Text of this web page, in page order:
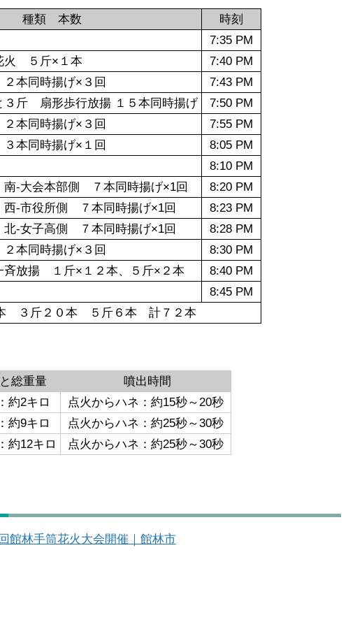
種類 本数
時刻
7:35 PM
火 ５斤×１本
7:40 PM
本同時揚げ×３回
7:43 PM
斤 扇形歩行放揚 １５本同時揚げ
7:50 PM
本同時揚げ×３回
7:55 PM
本同時揚げ×１回
8:05 PM
8:10 PM
-大会本部側 ７本同時揚げ×1回
8:20 PM
-市役所側 ７本同時揚げ×1回
8:23 PM
-女子高側 ７本同時揚げ×1回
8:28 PM
本同時揚げ×３回
8:30 PM
放揚 １斤×１２本、５斤×２本
8:40 PM
8:45 PM
３斤２０本 ５斤６本 計７２本
総重量
噴出時間
約2キロ
点火からハネ：約15秒～20秒
約9キロ
点火からハネ：約25秒～30秒
約12キロ
点火からハネ：約25秒～30秒
館林手筒花火大会開催｜館林市